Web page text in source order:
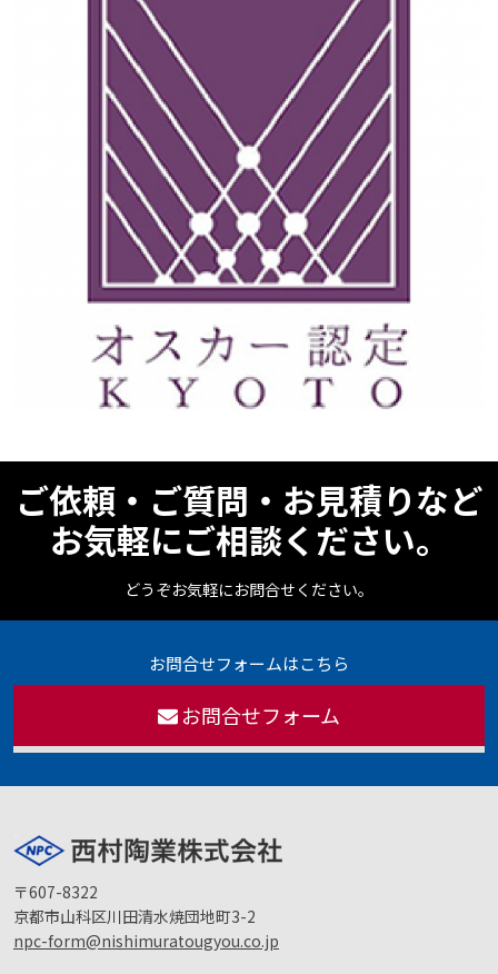
ご依頼・ご質問・お見積りなど
お気軽にご相談ください。
どうぞお気軽にお問合せください。
お問合せフォームはこちら
お問合せフォーム
〒607-8322
京都市山科区川田清水焼団地町3-2
npc-form@nishimuratougyou.co.jp